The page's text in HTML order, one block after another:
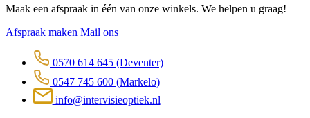
Maak een afspraak in één van onze winkels. We helpen u graag!
Afspraak maken Mail ons
0570 614 645 (Deventer)
0547 745 600 (Markelo)
info@intervisieoptiek.nl